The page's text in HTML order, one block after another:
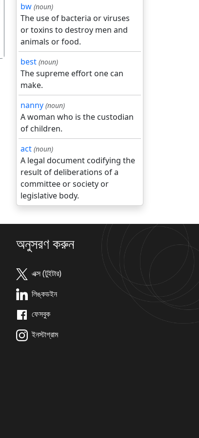
bw (noun)
The use of bacteria or viruses
or toxins to destroy men and
animals or food.
best (noun)
The supreme effort one can
make.
nanny (noun)
A woman who is the custodian
of children.
act (noun)
A legal document codifying the
result of deliberations of a
committee or society or
legislative body.
অনুসরণ করুন
এক্স (টুইটার)
লিঙ্কডইন
ফেসবুক
ইনস্টাগ্রাম